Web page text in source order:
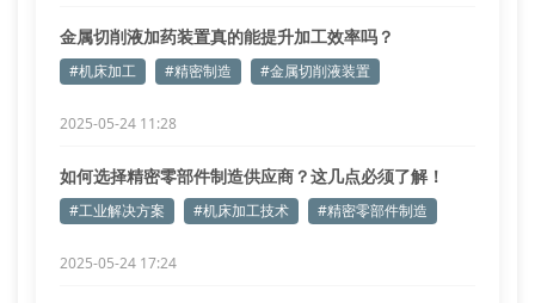
金属切削液加药装置真的能提升加工效率吗？
#机床加工 #精密制造 #金属切削液装置
2025-05-24 11:28
如何选择精密零部件制造供应商？这几点必须了解！
#工业解决方案 #机床加工技术 #精密零部件制造
2025-05-24 17:24